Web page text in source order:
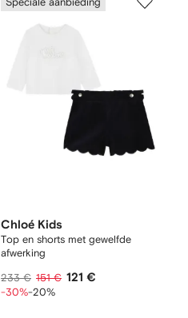
Chloé Kids
Top en shorts met gewelfde
afwerking
233 € 151 € 121 €
-30%-20%